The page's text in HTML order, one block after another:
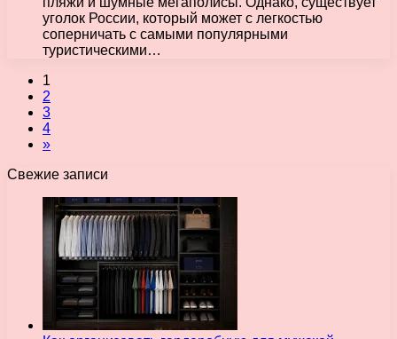
уголок России, который может с легкостью
соперничать с самыми популярными
туристическими…
1
2
3
4
»
Свежие записи